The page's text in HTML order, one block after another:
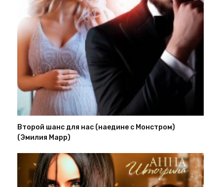
Второй шанс для нас (наедине с Монстром)
(Эмилия Марр)